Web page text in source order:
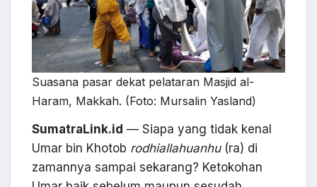
Suasana pasar dekat pelataran Masjid al-
Haram, Makkah. (Foto: Mursalin Yasland)
SumatraLink.id — Siapa yang tidak kenal
Umar bin Khotob rodhiallahuanhu (ra) di
zamannya sampai sekarang? Ketokohan